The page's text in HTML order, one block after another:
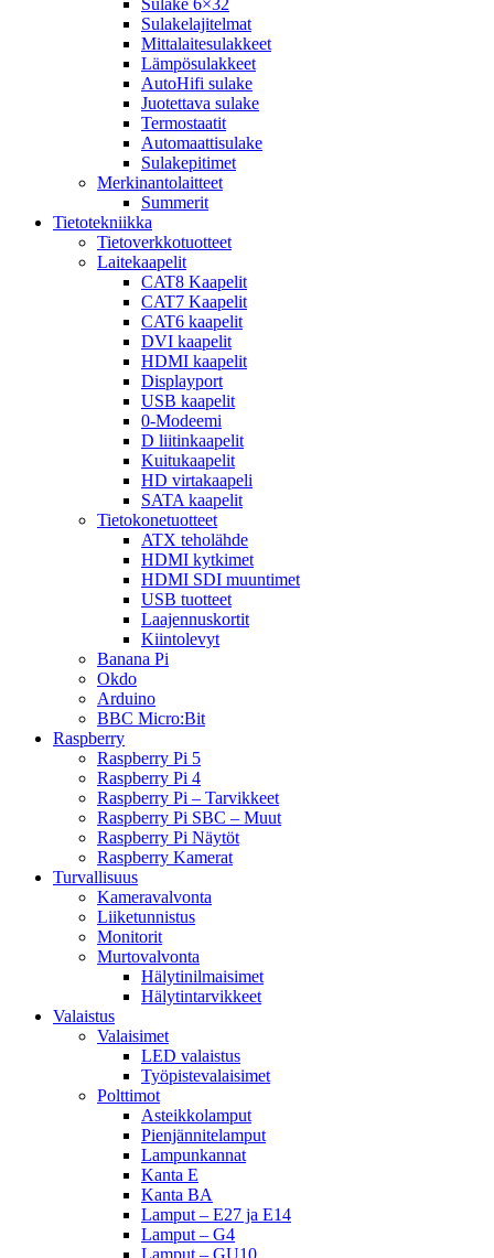
Sulake 6×32
Sulakelajitelmat
Mittalaitesulakkeet
Lämpösulakkeet
AutoHifi sulake
Juotettava sulake
Termostaatit
Automaattisulake
Sulakepitimet
Merkinantolaitteet
Summerit
Tietotekniikka
Tietoverkkotuotteet
Laitekaapelit
CAT8 Kaapelit
CAT7 Kaapelit
CAT6 kaapelit
DVI kaapelit
HDMI kaapelit
Displayport
USB kaapelit
0-Modeemi
D liitinkaapelit
Kuitukaapelit
HD virtakaapeli
SATA kaapelit
Tietokonetuotteet
ATX teholähde
HDMI kytkimet
HDMI SDI muuntimet
USB tuotteet
Laajennuskortit
Kiintolevyt
Banana Pi
Okdo
Arduino
BBC Micro:Bit
Raspberry
Raspberry Pi 5
Raspberry Pi 4
Raspberry Pi – Tarvikkeet
Raspberry Pi SBC – Muut
Raspberry Pi Näytöt
Raspberry Kamerat
Turvallisuus
Kameravalvonta
Liiketunnistus
Monitorit
Murtovalvonta
Hälytinilmaisimet
Hälytintarvikkeet
Valaistus
Valaisimet
LED valaistus
Työpistevalaisimet
Polttimot
Asteikkolamput
Pienjännitelamput
Lampunkannat
Kanta E
Kanta BA
Lamput – E27 ja E14
Lamput – G4
Lamput – GU10